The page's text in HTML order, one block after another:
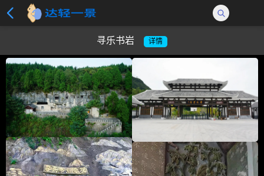
寻乐书岩 详情